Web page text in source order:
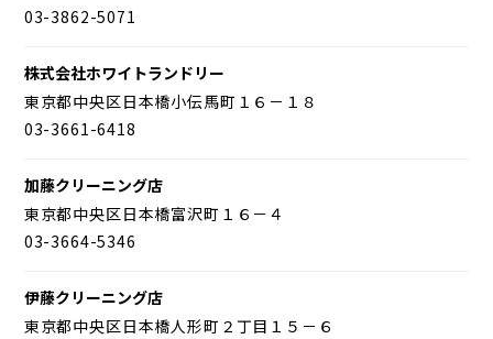
03-3862-5071
株式会社ホワイトランドリー
東京都中央区日本橋小伝馬町１６－１８
03-3661-6418
加藤クリーニング店
東京都中央区日本橋富沢町１６－４
03-3664-5346
伊藤クリーニング店
東京都中央区日本橋人形町２丁目１５－６